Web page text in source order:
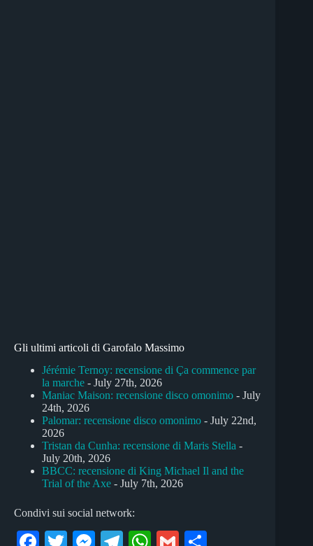
Gli ultimi articoli di Garofalo Massimo
Jérémie Ternoy: recensione di Ça commence par
la marche - July 27th, 2026
Maniac Maison: recensione disco omonimo - July
24th, 2026
Palomar: recensione disco omonimo - July 22nd,
2026
Tristan da Cunha: recensione di Maris Stella -
July 20th, 2026
BBCC: recensione di King Michael Il and the
Trial of the Axe - July 7th, 2026
Condivi sui social network: